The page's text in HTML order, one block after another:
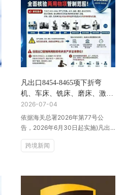
凡出口8454-8465项下折弯
机、车床、铣床、磨床、激光
打标机、激光切割机、激光焊
接机及具有类似功能的加工设
备，采购、收货、报关申报全
用物项管制范围。
2026-07-04
依据海关总署2026年第77号公
告，2026年6月30日起实施)凡出
口8454-8465项下折弯机、车床、
铣床、磨床、激光打标机、激光切
跨境新闻